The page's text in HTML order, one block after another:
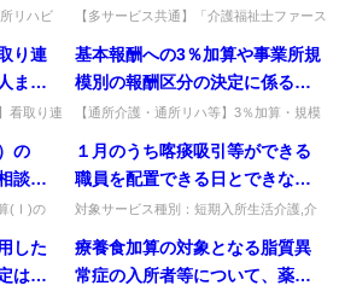
整となるのか。
なる
く設
たが、新たに取組みを行うにあ
たり参考にできるものはある
か。
の家
行う
者又
の取
はそ
と
ら同
必要
リハビ
応型通
等が実施する「介護福祉士ファ
ーストステップ研修」について
は、認知症介護実践リーダー研
修相当として認められるか。
【多サービス共通】「介護福祉士ファース
ー研修相当として認められるか。自治体が
実施・指定する研修として審...
り連
また
説
うい
看取り連
、状態や
基本報酬への3％加算や事業所規
模別の報酬区分の決定に係る特
例では、現に感染症や災害の影
響と想定される利用延人員数の
減少が一定以上生じている場合
にあっては、減少の具体的な理
由は問わないのか。
【通所介護・通所リハ等】3％加算・規模
的な理由は問われるか。対象の感染症・災
害であれば具体的理由は問わ...
の
談を
制の
よう
算(Ⅰ)の
替対応で
１月のうち喀痰吸引等ができる
職員を配置できる日とできない
日がある場合は、夜勤職員配置
加算（Ⅰ）、（Ⅱ）と夜勤職員
配置加算（Ⅲ）、（Ⅳ）をどの
ように算定すればよいか。
対象サービス種別：短期入所生活介護,介
酬「夜勤職員配置加算」質問１月のうち喀
痰吸引等ができる職員を配置...
した
はで
療養食加算の対象となる脂質異
常症の入所者等について、薬物